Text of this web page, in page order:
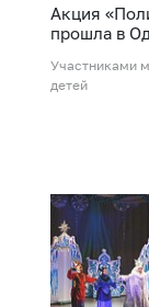
Акция
прошла в
Участниками
детей